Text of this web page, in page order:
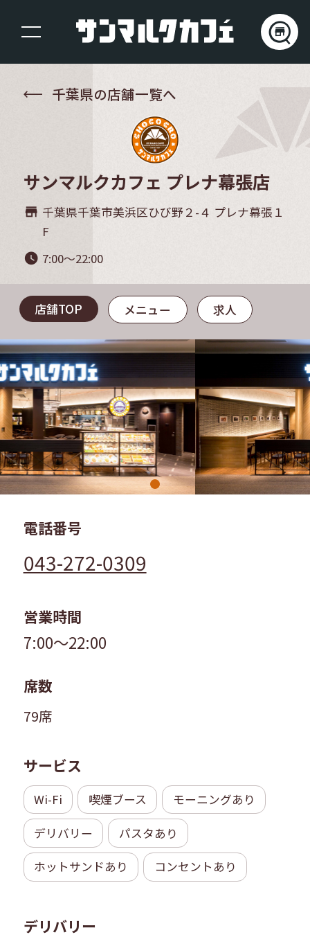
千葉県の店舗一覧へ
サンマルクカフェ プレナ幕張店
store_mall_directory 千葉県千葉市美浜区ひび野２-４ プレナ幕張１
F
watch_later 7:00～22:00
店舗TOP メニュー 求人
電話番号
043-272-0309
営業時間
7:00～22:00
席数
79席
サービス
Wi-Fi 喫煙ブース モーニングあり
デリバリー パスタあり
ホットサンドあり コンセントあり
デリバリー